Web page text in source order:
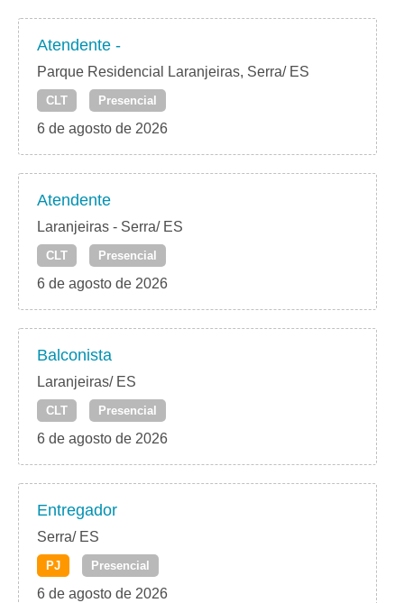
Atendente -
Parque Residencial Laranjeiras, Serra/ ES
CLT Presencial
6 de agosto de 2026
Atendente
Laranjeiras - Serra/ ES
CLT Presencial
6 de agosto de 2026
Balconista
Laranjeiras/ ES
CLT Presencial
6 de agosto de 2026
Entregador
Serra/ ES
PJ Presencial
6 de agosto de 2026